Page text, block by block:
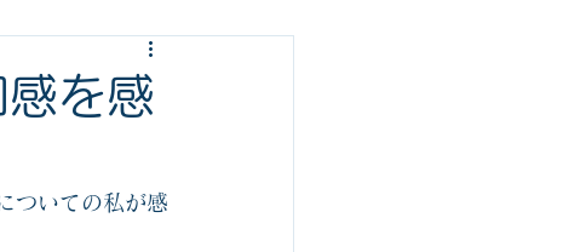
協力ゲームエッセンシャル
を感
ついての私が感